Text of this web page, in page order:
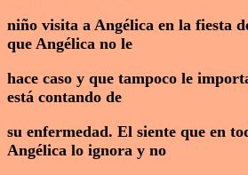
niño visita a Angélica en la fiesta
que Angélica no le
hace caso y que tampoco le
está contando de
su enfermedad. El siente que en
Angélica lo ignora y no